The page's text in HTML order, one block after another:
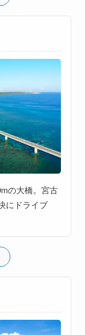
の大橋。宮古
にドライブ